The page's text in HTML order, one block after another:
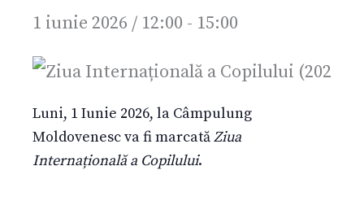
1 iunie 2026 / 12:00 - 15:00
Luni, 1 Iunie 2026, la Câmpulung
Moldovenesc va fi marcatăZiua
Internațională a Copilului.